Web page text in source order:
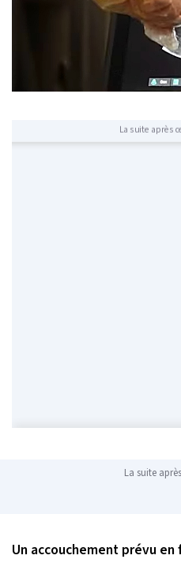
La suite après
La suite
Un accouchement prévu en